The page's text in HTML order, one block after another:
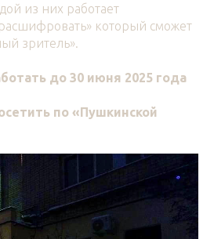
из них работает
который сможет
зритель».
до 30 июня 2025 года
по «Пушкинской